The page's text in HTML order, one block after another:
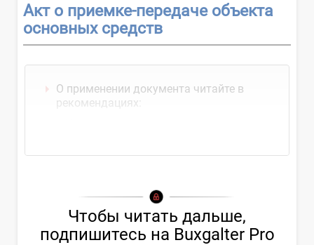
Акт о приемке-передаче объекта
основных средств
О применении документа читайте в
рекомендациях:
Чтобы читать дальше,
подпишитесь на Buxgalter Pro